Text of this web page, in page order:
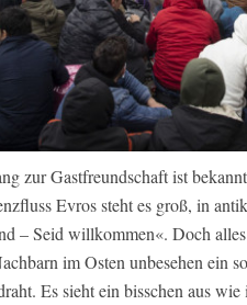
zur Gastfreundschaft ist
Evros steht es groß, in
– Seid willkommen«. Doch
im Osten unbesehen ein
Es sieht ein bisschen aus